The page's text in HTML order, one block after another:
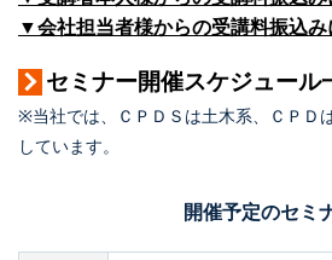
▼会社担当者様からの受講料振込み
セミナー開催スケジュール
※当社では、ＣＰＤＳは土木系、ＣＰＤ
しています。
開催予定のセミ